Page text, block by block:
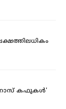
കഫുകള്‍'